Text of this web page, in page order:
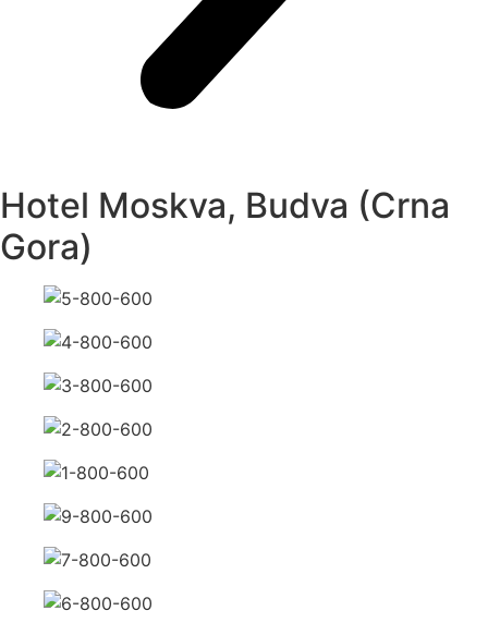
Hotel Moskva, Budva (Crna
Gora)